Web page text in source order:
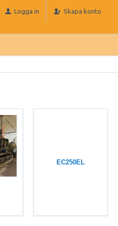
Logga in Skapa konto
EC250EL